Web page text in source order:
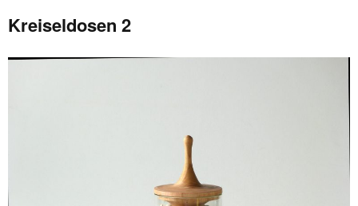
Kreiseldosen 2